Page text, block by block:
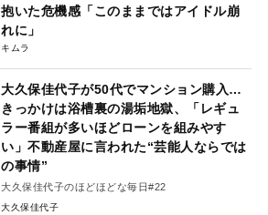
抱いた危機感「このままではアイドル崩
れに」
キムラ
大久保佳代子が50代でマンション購入…
きっかけは浴槽裏の湯垢地獄、「レギュ
ラー番組が多いほどローンを組みやす
い」不動産屋に言われた“芸能人ならでは
の事情”
大久保佳代子のほどほどな毎日#22
大久保佳代子